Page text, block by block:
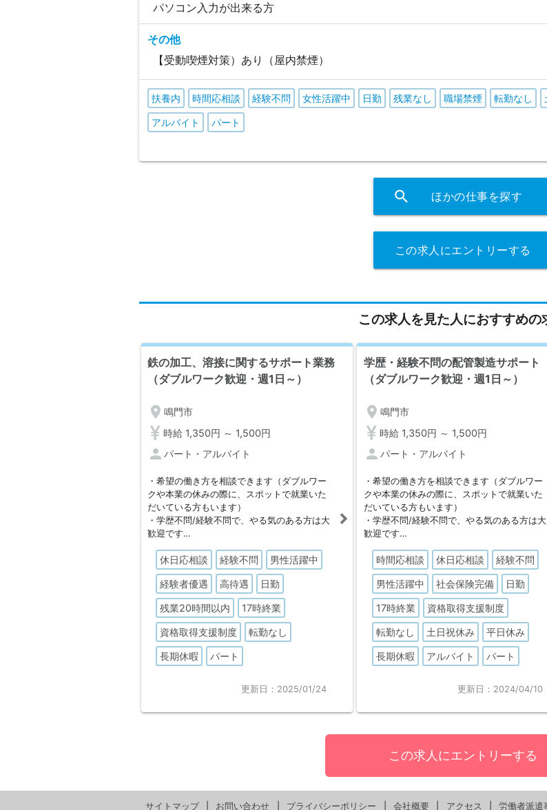
パソコン入力が出来る方
その他
【受動喫煙対策）あり（屋内禁煙）
扶養内 時間応相談 経験不問 女性活躍中 日勤 残業なし 職場禁煙 転勤なし
アルバイト パート
ほかの仕事を探す
search
この求人にエントリーする
この求人を見た人におすすめの
鉄の加工、溶接に関するサポート業務
（ダブルワーク歓迎・週1日～）
location_on鳴門市
時給 1,350円 ～ 1,500円
personパート・アルバイト
・希望の働き方を相談できます（ダブルワー
クや本業の休みの際に、スポットで就業いた
だいている方もいます）
・学歴不問/経験不問で、やる気のある方は大
歓迎です
職場です（きっちりとした教育や指導を受け
ることが出来ます）
・パート就業後に正社員として就業すること
の相談も可能です（当社から1名実績がありま
す）
休日応相談 経験不問 男性活躍中
経験者優遇 高待遇 日勤
残業20時間以内 17時終業
資格取得支援制度 転勤なし
長期休暇 パート
更新日：2025/01/24
学歴・経験不問の配管製造サポート
（ダブルワーク歓迎・週1日～）
location_on 鳴門市
時給 1,350円 ～ 1,500円
person パート・アルバイト
・希望の働き方を相談できます（ダブルワー
クや本業の休みの際に、スポットで就業いた
だいている方もいます）
・学歴不問/経験不問で、やる気のある方は大
歓迎です
職場です（きっちりとした教育や指導を受け
ることが出来ます）
・パート就業後に正社員として就業すること
の相談も可能です
時間応相談 休日応相談 経験不問
男性活躍中 社会保険完備 日勤
17時終業 資格取得支援制度
転勤なし 土日祝休み 平日休み
長期休暇 アルバイト パート
更新日：2024/04/10
この求人にエントリーする
サイトマップ お問い合わせ プライバシーポリシー 会社概要 アクセス 労働者派遣